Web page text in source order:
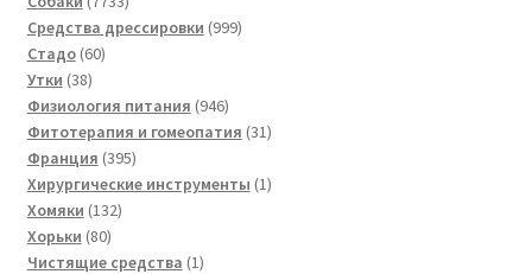
товара
Средства дрессировки 999999
Стадо 6060
Утки 3838
товаров
Физиология питания 946946
товаров
Фитотерапия и гомеопатия 3131
Франция 395395
товаров
Хирургические инструменты 11
Хомяки 132132
Хорьки 8080
товаров
Чистящие средства 11